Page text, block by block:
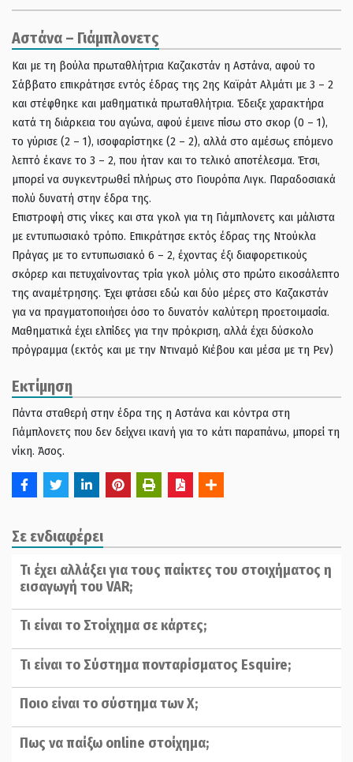
Αστάνα – Γιάμπλονετς
Και με τη βούλα πρωταθλήτρια Καζακστάν η Αστάνα, αφού το
Σάββατο επικράτησε εντός έδρας της 2ης Καϊράτ Αλμάτι με 3 – 2
και στέφθηκε και μαθηματικά πρωταθλήτρια. Έδειξε χαρακτήρα
κατά τη διάρκεια του αγώνα, αφού έμεινε πίσω στο σκορ (0 – 1),
το γύρισε (2 – 1), ισοφαρίστηκε (2 – 2), αλλά στο αμέσως επόμενο
λεπτό έκανε το 3 – 2, που ήταν και το τελικό αποτέλεσμα. Έτσι,
μπορεί να συγκεντρωθεί πλήρως στο Γιουρόπα Λιγκ. Παραδοσιακά
πολύ δυνατή στην έδρα της.
Επιστροφή στις νίκες και στα γκολ για τη Γιάμπλονετς και μάλιστα
με εντυπωσιακό τρόπο. Επικράτησε εκτός έδρας της Ντούκλα
Πράγας με το εντυπωσιακό 6 – 2, έχοντας έξι διαφορετικούς
σκόρερ και πετυχαίνοντας τρία γκολ μόλις στο πρώτο εικοσάλεπτο
της αναμέτρησης. Έχει φτάσει εδώ και δύο μέρες στο Καζακστάν
για να πραγματοποιήσει όσο το δυνατόν καλύτερη προετοιμασία.
Μαθηματικά έχει ελπίδες για την πρόκριση, αλλά έχει δύσκολο
πρόγραμμα (εκτός και με την Ντιναμό Κιέβου και μέσα με τη Ρεν)
Εκτίμηση
Πάντα σταθερή στην έδρα της η Αστάνα και κόντρα στη
Γιάμπλονετς που δεν δείχνει ικανή για το κάτι παραπάνω, μπορεί τη
νίκη. Άσος.
Σε ενδιαφέρει
Τι έχει αλλάξει για τους παίκτες του στοιχήματος η
εισαγωγή του VAR;
Τι είναι το Στοίχημα σε κάρτες;
Τι είναι το Σύστημα πονταρίσματος Esquire;
Ποιο είναι το σύστημα των Χ;
Πως να παίξω online στοίχημα;